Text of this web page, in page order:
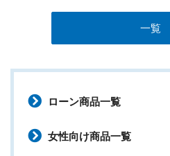
一覧
ローン商品一覧
女性向け商品一覧